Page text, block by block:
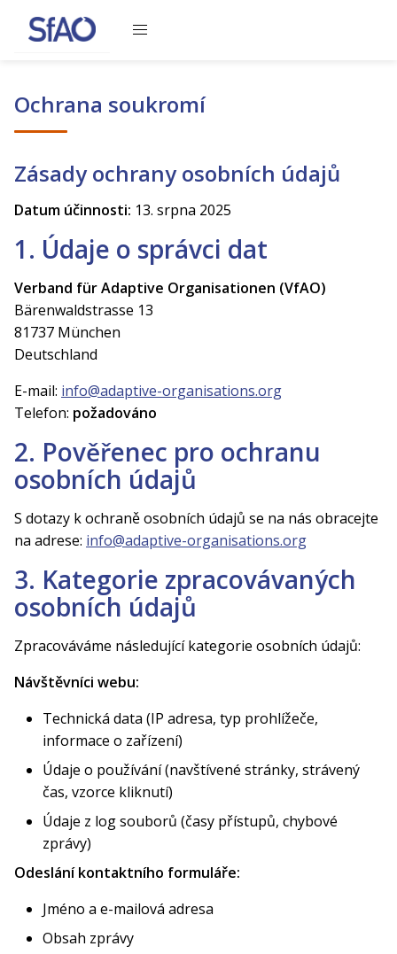
Ochrana soukromí
Zásady ochrany osobních údajů
Datum účinnosti: 13. srpna 2025
1. Údaje o správci dat
Verband für Adaptive Organisationen (VfAO)
Bärenwaldstrasse 13
81737 München
Deutschland
E-mail: info@adaptive-organisations.org
Telefon: požadováno
2. Pověřenec pro ochranu
osobních údajů
S dotazy k ochraně osobních údajů se na nás obracejte
na adrese: info@adaptive-organisations.org
3. Kategorie zpracovávaných
osobních údajů
Zpracováváme následující kategorie osobních údajů:
Návštěvníci webu:
Technická data (IP adresa, typ prohlížeče,
informace o zařízení)
Údaje o používání (navštívené stránky, strávený
čas, vzorce kliknutí)
Údaje z log souborů (časy přístupů, chybové
zprávy)
Odeslání kontaktního formuláře:
Jméno a e-mailová adresa
Obsah zprávy